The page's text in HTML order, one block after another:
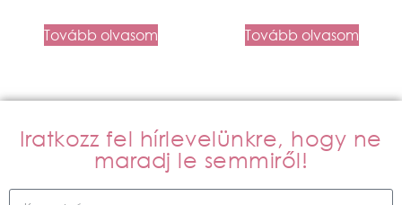
Tovább olvasom Tovább olvasom
Iratkozz fel hírlevelünkre, hogy ne
maradj le semmiről!